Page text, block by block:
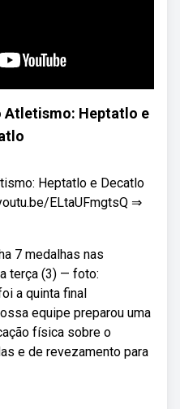
Atletismo: Heptatlo e
Heptatlo e Decatlo
ELtaUFmgtsQ ⇒
7 medalhas nas
terça (3) — foto:
a quinta final
equipe preparou uma
física sobre o
e de revezamento para